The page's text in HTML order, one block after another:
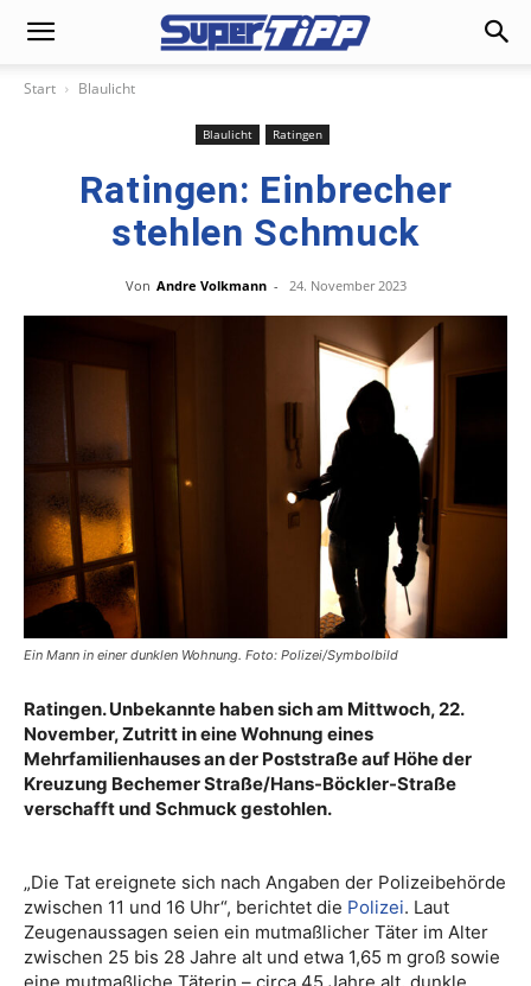
Start Blaulicht
Blaulicht Ratingen
Ratingen: Einbrecher
stehlen Schmuck
Von Andre Volkmann - 24. November 2023
Ein Mann in einer dunklen Wohnung. Foto: Polizei/Symbolbild
Ratingen. Unbekannte haben sich am Mittwoch, 22.
November, Zutritt in eine Wohnung eines
Mehrfamilienhauses an der Poststraße auf Höhe der
Kreuzung Bechemer Straße/Hans-Böckler-Straße
verschafft und Schmuck gestohlen.
„Die Tat ereignete sich nach Angaben der Polizeibehörde
zwischen 11 und 16 Uhr“, berichtet die Polizei. Laut
Zeugenaussagen seien ein mutmaßlicher Täter im Alter
zwischen 25 bis 28 Jahre alt und etwa 1,65 m groß sowie